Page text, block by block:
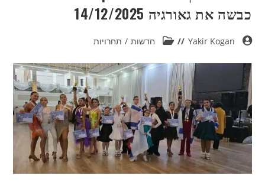
כבשה את גאורגיה 14/12/2025
Yakir Kogan חדשות / תחרויות